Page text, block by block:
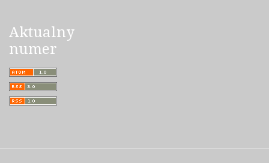
Aktualny
numer